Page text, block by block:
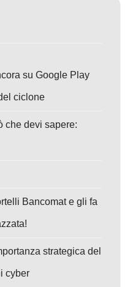
su Google Play
ciclone
che devi sapere:
Bancomat e gli fa
strategica del
cyber